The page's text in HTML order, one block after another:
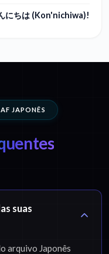
にちは (Kon'nichiwa)!
JAPONÊS
suas
arquivo Japonês